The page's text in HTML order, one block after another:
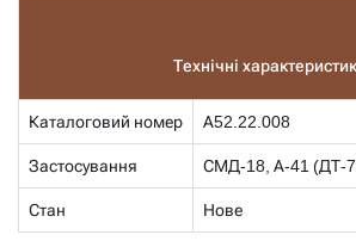
Технічні
Каталоговий номер А52.22.008
Застосування СМД-18, А-41 (ДТ-
Стан Нове